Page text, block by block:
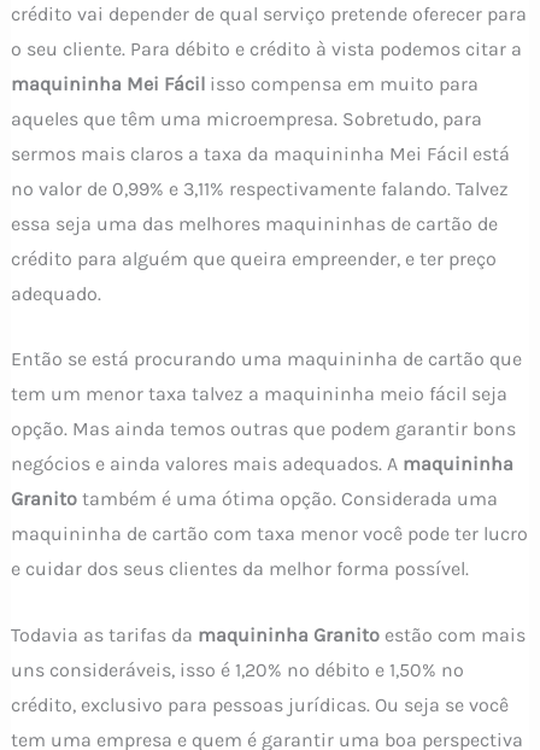
crédito vai depender de qual serviço pretende oferecer para
o seu cliente. Para débito e crédito à vista podemos citar a
maquininha Mei Fácilisso compensa em muito para
aqueles que têm uma microempresa. Sobretudo, para
sermos mais claros a taxa da maquininha Mei Fácil está
no valor de 0,99% e 3,11% respectivamente falando. Talvez
essa seja uma das melhores maquininhas de cartão de
crédito para alguém que queira empreender, e ter preço
adequado.
Então se está procurando uma maquininha de cartão que
tem um menor taxa talvez a maquininha meio fácil seja
opção. Mas ainda temos outras que podem garantir bons
negócios e ainda valores mais adequados. A maquininha
Granitotambém é uma ótima opção. Considerada uma
maquininha de cartão com taxa menor você pode ter lucro
e cuidar dos seus clientes da melhor forma possível.
Todavia as tarifas da maquininha Granitoestão com mais
uns consideráveis, isso é 1,20% no débito e 1,50% no
crédito, exclusivo para pessoas jurídicas. Ou seja se você
tem uma empresa e quem é garantir uma boa perspectiva